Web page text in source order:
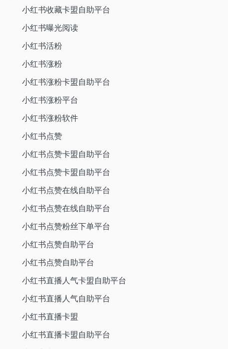
小红书收藏卡盟自助平台
小红书曝光阅读
小红书活粉
小红书涨粉
小红书涨粉卡盟自助平台
小红书涨粉平台
小红书涨粉软件
小红书点赞
小红书点赞卡盟自助平台
小红书点赞卡盟自助平台
小红书点赞在线自助平台
小红书点赞在线自助平台
小红书点赞粉丝下单平台
小红书点赞自助平台
小红书点赞自助平台
小红书直播人气卡盟自助平台
小红书直播人气自助平台
小红书直播卡盟
小红书直播卡盟自助平台